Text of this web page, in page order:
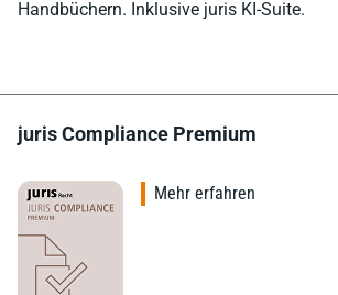
Handbüchern. Inklusive juris KI-Suite.
juris Compliance Premium
Mehr erfahren